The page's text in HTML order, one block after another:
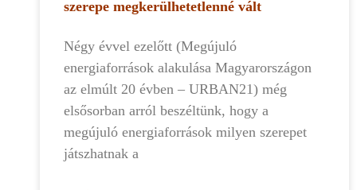
szerepe megkerülhetetlenné vált
Négy évvel ezelőtt (Megújuló
energiaforrások alakulása Magyarországon
az elmúlt 20 évben – URBAN21) még
elsősorban arról beszéltünk, hogy a
megújuló energiaforrások milyen szerepet
játszhatnak a